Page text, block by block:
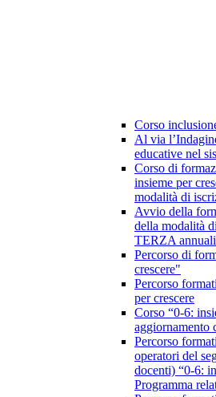
Corso
Al via
educative nel
Corso di
insieme per
modalità di
Avvio della
della modalità
TERZA
Percorso di
crescere"
Percorso
per crescere
Corso “0-6:
aggiornamento
Percorso
operatori del
docenti) “0-6:
Programma